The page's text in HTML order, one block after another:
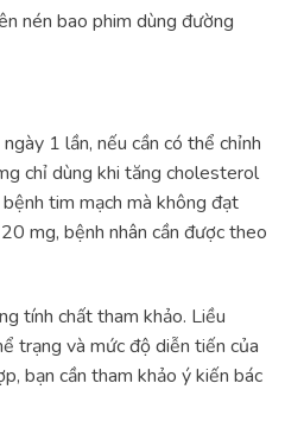
nén bao phim dùng đường
1 lần, nếu cần có thể chỉnh
chỉ dùng khi tăng cholesterol
tim mạch mà không đạt
mg, bệnh nhân cần được theo
tính chất tham khảo. Liều
trạng và mức độ diễn tiến của
bạn cần tham khảo ý kiến bác